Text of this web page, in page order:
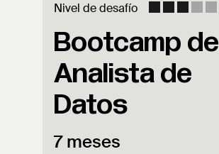
Nivel de desafío
Bootcamp de
Analista de
Datos
7 meses